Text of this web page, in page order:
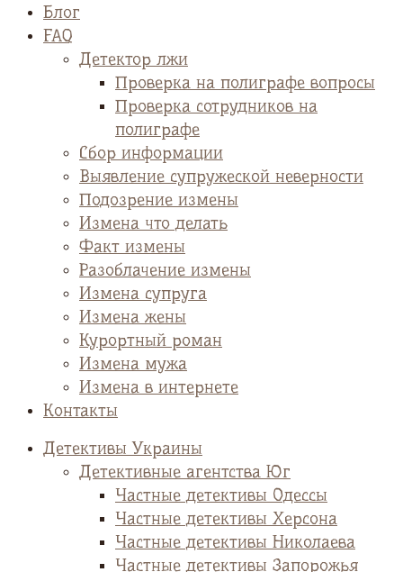
Блог
FAQ
Детектор лжи
Проверка на полиграфе вопросы
Проверка сотрудников на
полиграфе
Сбор информации
Выявление супружеской неверности
Подозрение измены
Измена что делать
Факт измены
Разоблачение измены
Измена супруга
Измена жены
Курортный роман
Измена мужа
Измена в интернете
Контакты
Детективы Украины
Детективные агентства Юг
Частные детективы Одессы
Частные детективы Херсона
Частные детективы Николаева
Частные детективы Запорожья